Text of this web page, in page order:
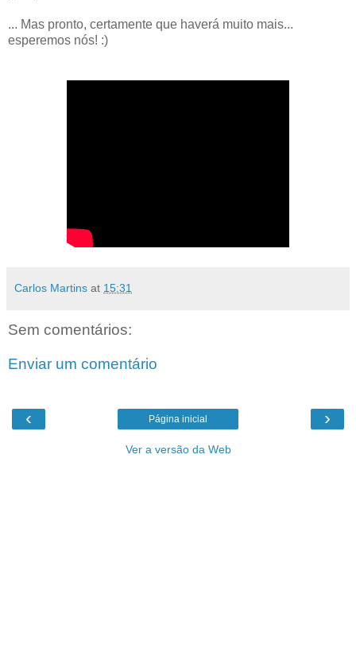
... Mas pronto, certamente que haverá muito mais...
esperemos nós! :)
Carlos Martins at 15:31
Sem comentários:
Enviar um comentário
‹ ›
Página inicial
Ver a versão da Web